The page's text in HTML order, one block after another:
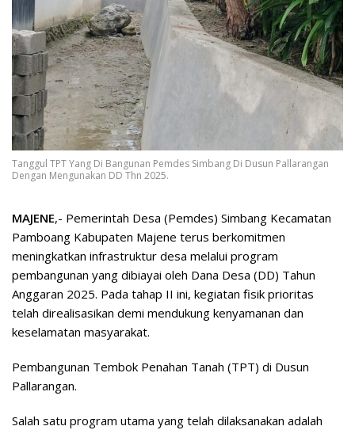
Tanggul TPT Yang Di Bangunan Pemdes Simbang Di Dusun Pallarangan
Dengan Mengunakan DD Thn 2025.
MAJENE,- Pemerintah Desa (Pemdes) Simbang Kecamatan
Pamboang Kabupaten Majene terus berkomitmen
meningkatkan infrastruktur desa melalui program
pembangunan yang dibiayai oleh Dana Desa (DD) Tahun
Anggaran 2025. Pada tahap II ini, kegiatan fisik prioritas
telah direalisasikan demi mendukung kenyamanan dan
keselamatan masyarakat.
Pembangunan Tembok Penahan Tanah (TPT) di Dusun
Pallarangan.
Salah satu program utama yang telah dilaksanakan adalah